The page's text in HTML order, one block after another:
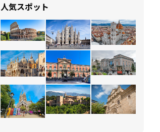
人気スポット